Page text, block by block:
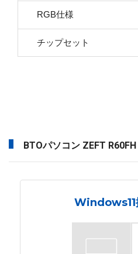
RGB仕様
チップセット
BTOパソコン ZEFT
Windows11